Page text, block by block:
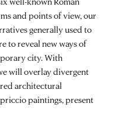
and points of view, our
generally used to
to reveal new ways of
city. With
will overlay divergent
architectural
paintings, present